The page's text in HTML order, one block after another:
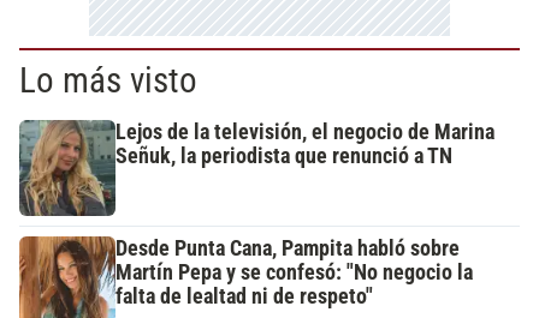
Lo más visto
Lejos de la televisión, el negocio de Marina
Señuk, la periodista que renunció a TN
Desde Punta Cana, Pampita habló sobre
Martín Pepa y se confesó: "No negocio la
falta de lealtad ni de respeto"